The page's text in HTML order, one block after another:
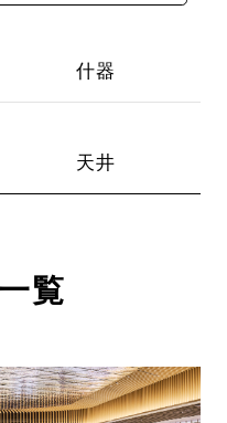
什器
天井
覧